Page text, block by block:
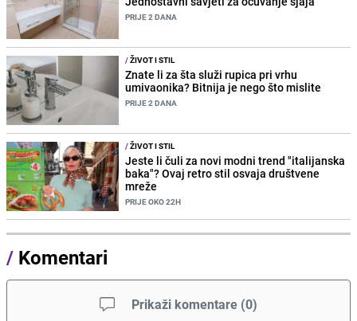
PRIJE 2 DANA
/ŽIVOT I STIL
Znate li za šta služi rupica pri vrhu
umivaonika? Bitnija je nego što mislite
PRIJE 2 DANA
/ŽIVOT I STIL
Jeste li čuli za novi modni trend "italijanska
baka"? Ovaj retro stil osvaja društvene
mreže
PRIJE OKO 22H
/ Komentari
Prikaži komentare (0)